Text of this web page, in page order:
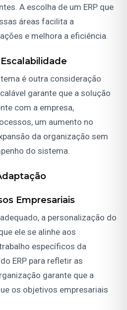
A escolha de um ERP que
áreas facilita a
e melhora a eficiência.
é outra consideração
garante que a solução
com a empresa,
um aumento no
da organização sem
do sistema.
Empresariais
a personalização do
ele se alinhe aos
específicos da
ERP para refletir as
garante que a
os objetivos empresariais